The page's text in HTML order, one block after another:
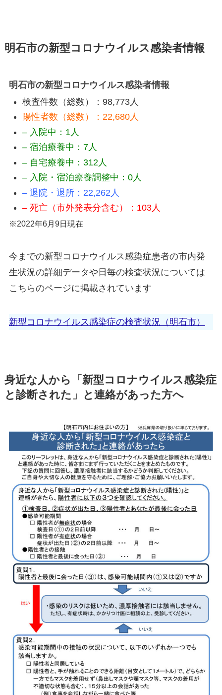
明石市の新型コロナウイルス感染者情報
明石市の新型コロナウイルス感染者情報
検査件数（総数）：98,773人
陽性者数（総数）：22,680人
– 入院中：1人
– 宿泊療養中：7人
– 自宅療養中：312人
– 入院・宿泊療養調整中：0人
– 退院・退所：22,262人
– 死亡（市外発表分含む）：103人
※2022年6月9日現在
今までの新型コロナウイルス感染症患者の市内発
生状況の詳細データや日毎の検査状況については
こちらのページに掲載されています
新型コロナウイルス感染症の検査状況（明石市）
身近な人から「新型コロナウイルス感染症
と診断された」と連絡があった方へ